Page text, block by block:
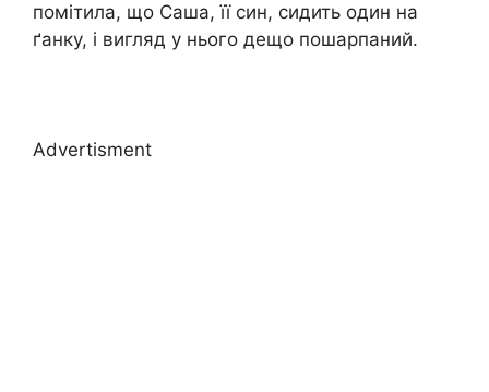
помітила, що Саша, її син, сидить один на
ґанку, і вигляд у нього дещо пошарпаний.
Advertisment